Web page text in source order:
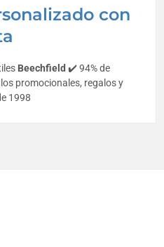
con
Beechfield ✔️ 94% de
promocionales, regalos y
1998